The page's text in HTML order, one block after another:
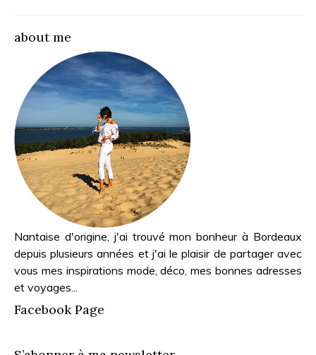
about me
Nantaise d'origine, j'ai trouvé mon bonheur à Bordeaux
depuis plusieurs années et j'ai le plaisir de partager avec
vous mes inspirations mode, déco, mes bonnes adresses
et voyages...
Facebook Page